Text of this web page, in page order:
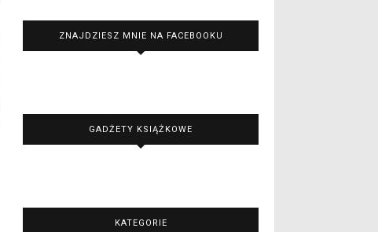
ZNAJDZIESZ MNIE NA FACEBOOKU
GADŻETY KSIĄŻKOWE
KATEGORIE